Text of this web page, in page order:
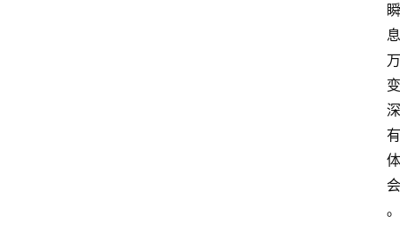
瞬
息
万
变
深
有
体
会
。